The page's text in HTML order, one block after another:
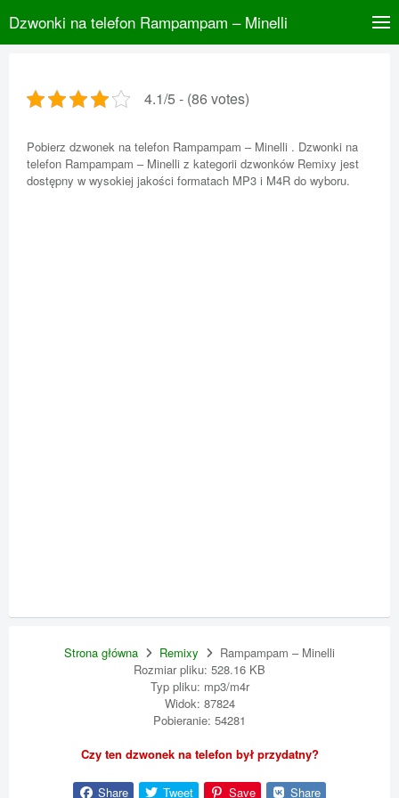
Dzwonki na telefon Rampampam – Minelli
4.1/5 - (86 votes)
Pobierz dzwonek na telefon Rampampam – Minelli . Dzwonki na
telefon Rampampam – Minelli z kategorii dzwonków Remixy jest
dostępny w wysokiej jakości formatach MP3 i M4R do wyboru.
Strona główna Remixy
Rampampam – Minelli
Rozmiar pliku: 528.16 KB
Typ pliku: mp3/m4r
Widok: 87824
Pobieranie: 54281
Czy ten dzwonek na telefon był przydatny?
Share Tweet Save Share